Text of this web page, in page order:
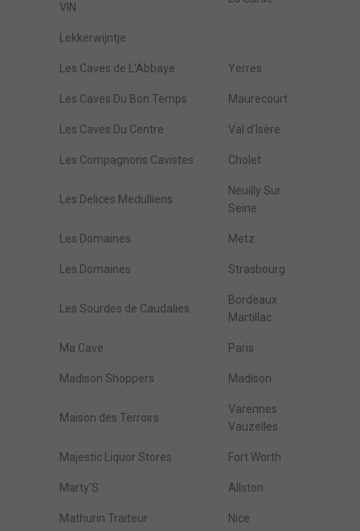
VIN
Lekkerwijntje
Les Caves de L'Abbaye Yerres
Les Caves Du Bon Temps Maurecourt
Les Caves Du Centre Val d'Isère
Les Compagnons Cavistes Cholet
Les Delices Medulliens
Neuilly Sur
Seine
Les Domaines Metz
Les Domaines Strasbourg
Les Sourdes de Caudalies
Bordeaux
Martillac
Ma Cave Paris
Madison Shoppers Madison
Maison des Terroirs
Varennes
Vauzelles
Majestic Liquor Stores Fort Worth
Marty'S Allston
Mathurin Traiteur Nice